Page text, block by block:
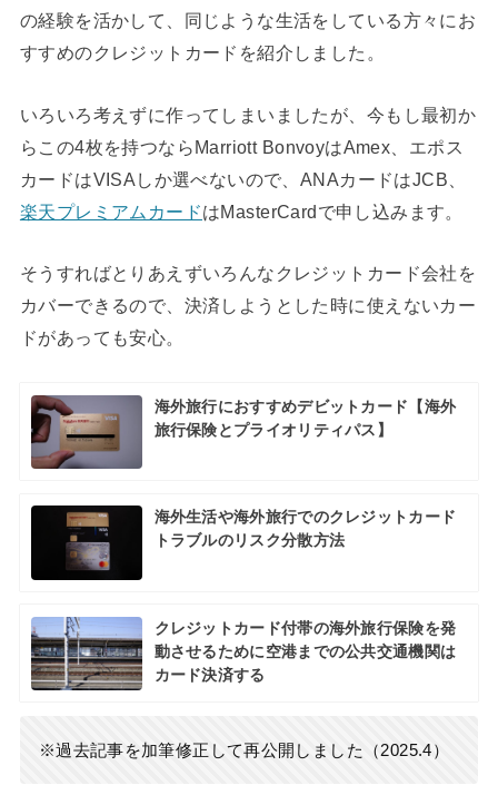
の経験を活かして、同じような生活をしている方々にお
すすめのクレジットカードを紹介しました。
いろいろ考えずに作ってしまいましたが、今もし最初か
らこの4枚を持つならMarriott BonvoyはAmex、エポス
カードはVISAしか選べないので、ANAカードはJCB、
楽天プレミアムカードはMasterCardで申し込みます。
そうすればとりあえずいろんなクレジットカード会社を
カバーできるので、決済しようとした時に使えないカー
ドがあっても安心。
海外旅行におすすめデビットカード【海外
旅行保険とプライオリティパス】
海外生活や海外旅行でのクレジットカード
トラブルのリスク分散方法
クレジットカード付帯の海外旅行保険を発
動させるために空港までの公共交通機関は
カード決済する
※過去記事を加筆修正して再公開しました（2025.4）